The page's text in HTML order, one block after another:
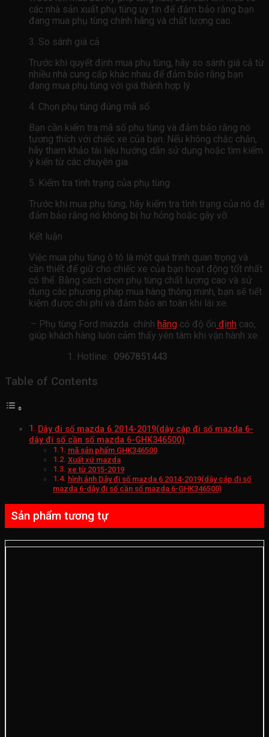
các nhà sản xuất phụ tùng uy tín để đảm bảo rằng bạn
đang mua phụ tùng chính hãng và chất lượng cao.
3. So sánh giá cả
Trước khi quyết định mua phụ tùng, hãy so sánh giá cả từ
nhiều nhà cung cấp khác nhau để đảm bảo rằng bạn
đang mua phụ tùng với giá thành hợp lý.
4. Chọn phụ tùng đúng mã số
Bạn cần kiểm tra mã số phụ tùng và đảm bảo rằng nó
tương thích với chiếc xe của bạn. Nếu không chắc chắn,
hãy tham khảo tài liệu hướng dẫn sử dụng hoặc tìm kiếm
ý kiến ​​từ các chuyên gia.
5. Kiểm tra tình trạng của phụ tùng
Trước khi mua phụ tùng, hãy kiểm tra tình trạng của nó để
đảm bảo rằng nó không bị hư hỏng hoặc gãy vỡ.
Kết luận
Việc mua phụ tùng ô tô là một quá trình quan trọng và
cần thiết để giữ cho chiếc xe của bạn hoạt động tốt nhất
có thể. Bằng cách chọn phụ tùng chất lượng cao và sử
dụng các phương pháp mua hàng thông minh, bạn sẽ tiết
kiệm được chi phí và đảm bảo an toàn khi lái xe.
.– Phụ tùng Ford mazda chính hãng có độ ổn định cao,
giúp khách hàng luôn cảm thấy yên tâm khi vận hành xe.
Hotline: 0967851443
Table of Contents
Dây đi số mazda 6 2014-2019(dây cáp đi số mazda 6-
dây đi số cần số mazda 6-GHK346500)
mã sản phẩm GHK346500
Xuất xứ mazda
xe từ 2015-2019
hình ảnh Dây đi số mazda 6 2014-2019(dây cáp đi số
mazda 6-dây đi số cần số mazda 6-GHK346500)
Sản phẩm tương tự